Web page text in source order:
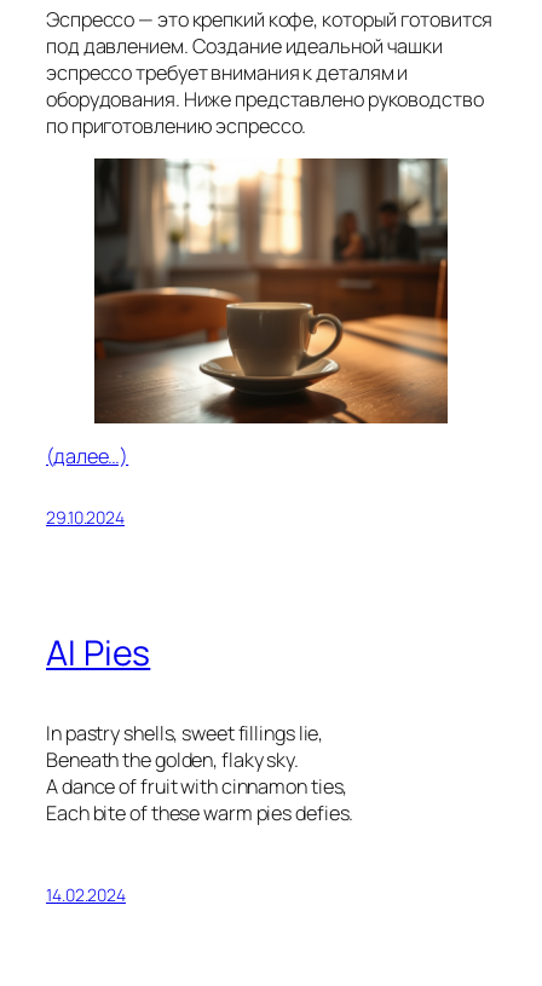
Эспрессо — это крепкий кофе, который готовится
под давлением. Создание идеальной чашки
эспрессо требует внимания к деталям и
оборудования. Ниже представлено руководство
по приготовлению эспрессо.
(далее…)
29.10.2024
AI Pies
In pastry shells, sweet fillings lie,
Beneath the golden, flaky sky.
A dance of fruit with cinnamon ties,
Each bite of these warm pies defies.
14.02.2024